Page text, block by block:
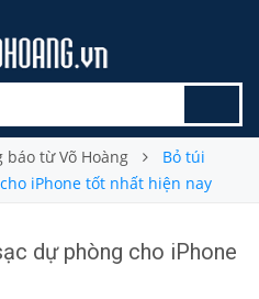
báo từ Võ Hoàng
Bỏ túi
iPhone tốt nhất hiện nay
dự phòng cho iPhone